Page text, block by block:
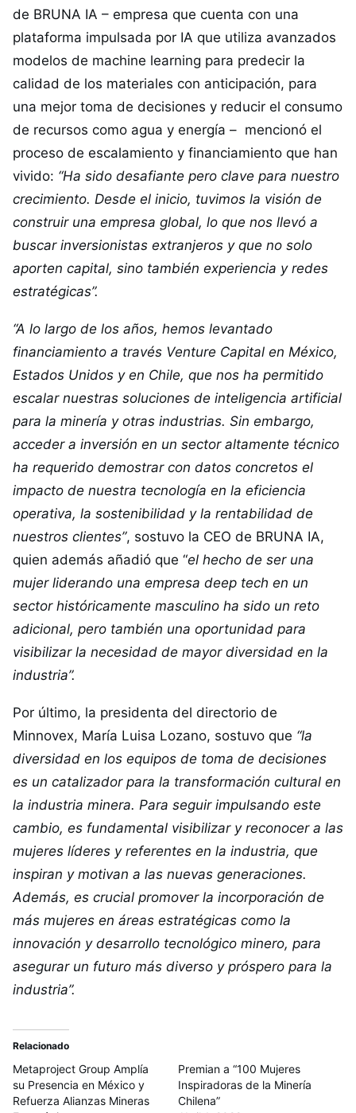
de BRUNA IA – empresa que cuenta con una
plataforma impulsada por IA que utiliza avanzados
modelos de machine learning para predecir la
calidad de los materiales con anticipación, para
una mejor toma de decisiones y reducir el consumo
de recursos como agua y energía – mencionó el
proceso de escalamiento y financiamiento que han
vivido: “Ha sido desafiante pero clave para nuestro
crecimiento. Desde el inicio, tuvimos la visión de
construir una empresa global, lo que nos llevó a
buscar inversionistas extranjeros y que no solo
aporten capital, sino también experiencia y redes
estratégicas”.
“A lo largo de los años, hemos levantado
financiamiento a través Venture Capital en México,
Estados Unidos y en Chile, que nos ha permitido
escalar nuestras soluciones de inteligencia artificial
para la minería y otras industrias. Sin embargo,
acceder a inversión en un sector altamente técnico
ha requerido demostrar con datos concretos el
impacto de nuestra tecnología en la eficiencia
operativa, la sostenibilidad y la rentabilidad de
nuestros clientes”, sostuvo la CEO de BRUNA IA,
quien además añadió que “el hecho de ser una
mujer liderando una empresa deep tech en un
sector históricamente masculino ha sido un reto
adicional, pero también una oportunidad para
visibilizar la necesidad de mayor diversidad en la
industria”.
Por último, la presidenta del directorio de
Minnovex, María Luisa Lozano, sostuvo que “la
diversidad en los equipos de toma de decisiones
es un catalizador para la transformación cultural en
la industria minera. Para seguir impulsando este
cambio, es fundamental visibilizar y reconocer a las
mujeres líderes y referentes en la industria, que
inspiran y motivan a las nuevas generaciones.
Además, es crucial promover la incorporación de
más mujeres en áreas estratégicas como la
innovación y desarrollo tecnológico minero, para
asegurar un futuro más diverso y próspero para la
industria”.
Relacionado
Metaproject Group Amplía
su Presencia en México y
Refuerza Alianzas Mineras
Premian a “100 Mujeres
Inspiradoras de la Minería
Chilena”